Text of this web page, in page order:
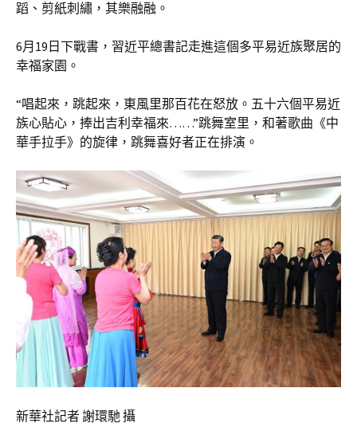
蹈、剪紙刺繡，其樂融融。
6月19日下戰書，習近平總書記走進這個多平易近族聚居的
幸福家園。
“唱起來，跳起來，東風里那百花在怒放。五十六個平易近
族心貼心，捧出吉利幸福來……”跳舞室里，和著歌曲《中
華手拉手》的旋律，跳舞喜好者正在排演。
新華社記者 謝環馳 攝